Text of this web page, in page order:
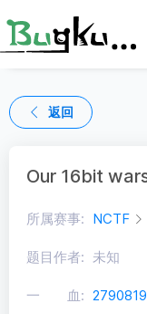
返回
Our 16bit
所属赛事: NCTF
题目作者: 未知
一 血: